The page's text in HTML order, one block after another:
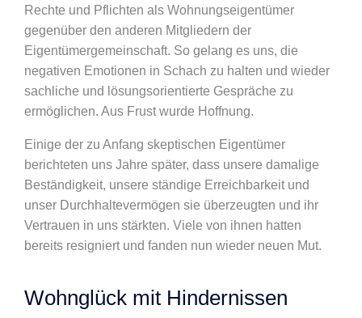
Rechte und Pflichten als Wohnungseigentümer
gegenüber den anderen Mitgliedern der
Eigentümergemeinschaft. So gelang es uns, die
negativen Emotionen in Schach zu halten und wieder
sachliche und lösungsorientierte Gespräche zu
ermöglichen. Aus Frust wurde Hoffnung.
Einige der zu Anfang skeptischen Eigentümer
berichteten uns Jahre später, dass unsere damalige
Beständigkeit, unsere ständige Erreichbarkeit und
unser Durchhaltevermögen sie überzeugten und ihr
Vertrauen in uns stärkten. Viele von ihnen hatten
bereits resigniert und fanden nun wieder neuen Mut.
Wohnglück mit Hindernissen